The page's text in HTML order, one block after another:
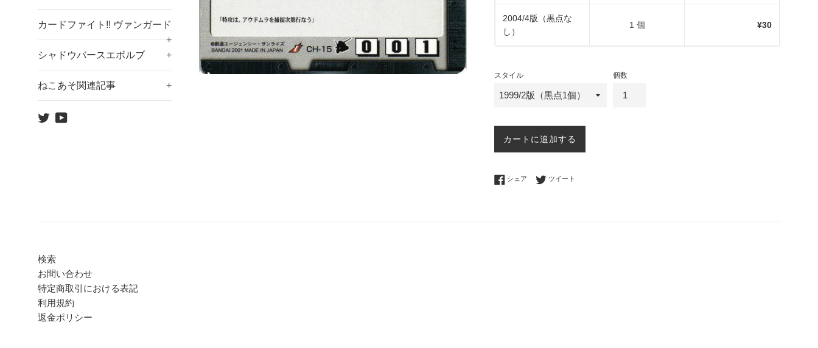
カードファイト!! ヴァンガード
+
シャドウバースエボルブ
+
ねこあそ関連記事 +
TwitterYouTube
2004/4版（黒点な
し）
1 個 ¥30
スタイル 個数
カートに追加する
シェア Facebookでシェアする
ツイート
検索
お問い合わせ
特定商取引における表記
利用規約
返金ポリシー